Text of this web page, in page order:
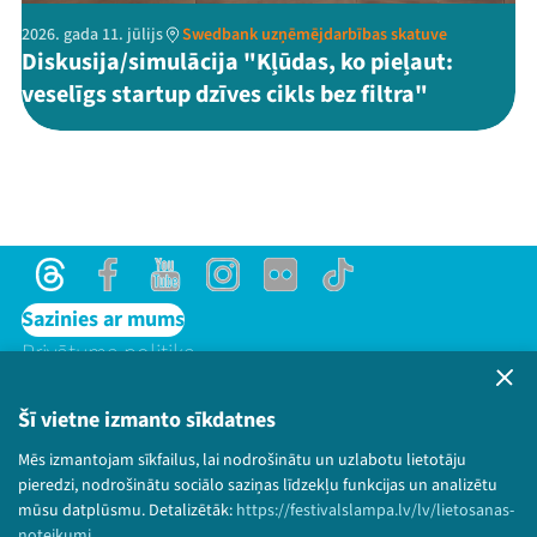
Šī vietne izmanto sīkdatnes
Mēs izmantojam sīkfailus, lai nodrošinātu un uzlabotu lietotāju
pieredzi, nodrošinātu sociālo saziņas līdzekļu funkcijas un analizētu
mūsu datplūsmu. Detalizētāk: https://festivalslampa.lv/lv/lietosanas-
2026. gada 11. jūlijs Swedbank uzņēmējdarbības skatuve
Diskusija/simulācija "Kļūdas, ko pieļaut:
veselīgs startup dzīves cikls bez filtra"
ThreadsFacebookYoutubeInstagram
Flick TikTok
Sazinies ar mums
Privātuma politika
Bērnu aizsardzības politika
© 2026 Sarunu festivāls LAMPA Visas tiesības
paturētas.